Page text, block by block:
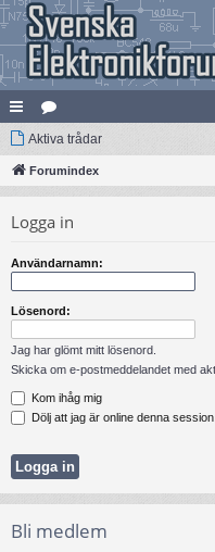
na
bb
ar
at
eg
er
Aktiva trådar
Forumindex
Logga in
Användarnamn:
Lösenord:
Jag har glömt mitt lösenord.
Skicka om e-postmeddelandet med
Kom ihåg mig
Dölj att jag är online denna session.
Bli medlem